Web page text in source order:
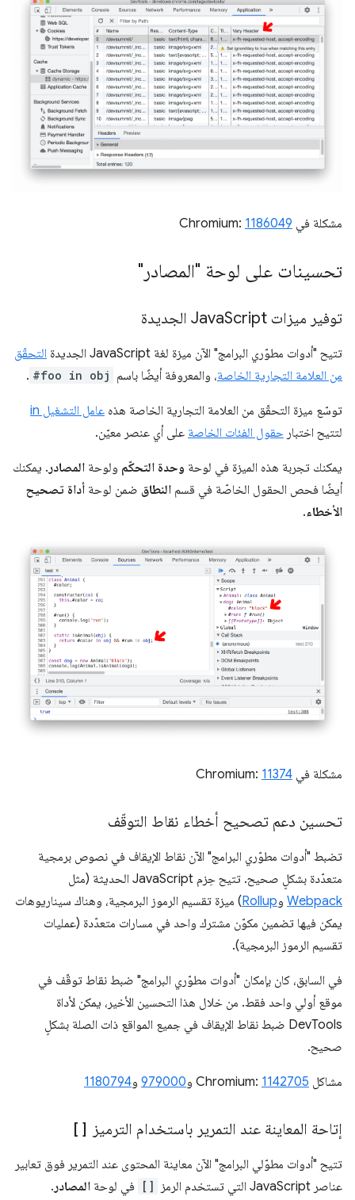
مشكلة في Chromium: 1186049
تحسينات على لوحة "المصادر"
توفير ميزات Java Script الجديدة
تتيح "أدوات مطوّري البرامج" الآن ميزة لغة JavaScript الجديدة
التحقّق
من العلامة التجارية الخاصة، والمعروفة أيضًا باسم #foo in obj
.
توسّع ميزة التحقّق من العلامة التجارية الخاصة هذه عامل التشغيل in
لتتيح اختبار حقول الفئات الخاصة على أي عنصر معيّن.
يمكنك تجربة هذه الميزة في لوحة وحدة التحكّم ولوحة المصادر . يمكنك
أيضًا فحص الحقول الخاصّة في قسم النطاق ضمن لوحة أداة تصحيح
الأخطاء.
مشكلة في Chromium: 11374
تحسين دعم تصحيح أخطاء نقاط التوقّف
تضبط "أدوات مطوّري البرامج" الآن نقاط الإيقاف في نصوص برمجية
متعدّدة بشكلٍ صحيح. تتيح حِزم JavaScript الحديثة (مثل
Webpack وRollup) ميزة تقسيم الرموز البرمجية، وهناك سيناريوهات
يمكن فيها تضمين مكوّن مشترك واحد في مسارات متعدّدة (عمليات
تقسيم الرموز البرمجية).
في السابق، كان بإمكان "أدوات مطوّري البرامج" ضبط نقاط توقّف في
موقع أولي واحد فقط. من خلال هذا التحسين الأخير، يمكن لأداة
DevTools ضبط نقاط الإيقاف في جميع المواقع ذات الصلة بشكلٍ
صحيح.
مشاكل Chromium: 1142705 و979000 و1180794
إتاحة المعاينة عند التمرير باستخدام الترميز []
تتيح "أدوات مطوّلي البرامج" الآن معاينة المحتوى عند التمرير فوق تعابير
عناصر JavaScript التي تستخدم الرمز
[] في لوحة المصادر .